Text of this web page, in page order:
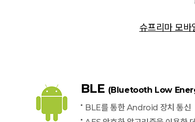
슈프리마 모바
BLE (Bluetooth Low
BLE를 통한 Android 장치 통신